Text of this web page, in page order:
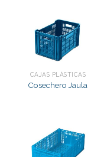
CAJAS PLÁSTICAS
Cosechero Jaula